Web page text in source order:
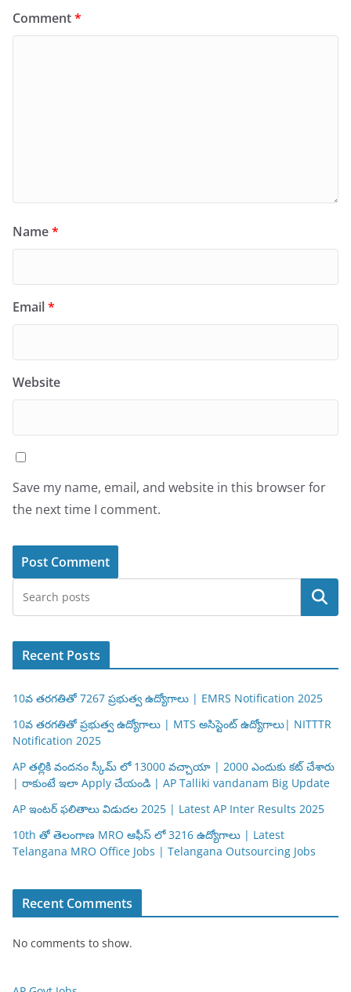
Comment*
Name*
Email*
Website
Save my name, email, and website in this browser for
the next time I comment.
Search
Recent Posts
10వ తరగతితో 7267 ప్రభుత్వ ఉద్యోగాలు | EMRS Notification 2025
10వ తరగతితో ప్రభుత్వ ఉద్యోగాలు | MTS అసిస్టెంట్ ఉద్యోగాలు| NITTTR
Notification 2025
AP తల్లికి వందనం స్కీమ్ లో 13000 వచ్చాయా | 2000 ఎందుకు కట్ చేశారు
| రాకుంటే ఇలా Apply చేయండి | AP Talliki vandanam Big Update
AP ఇంటర్ ఫలితాలు విడుదల 2025 | Latest AP Inter Results 2025
10th తో తెలంగాణ MRO ఆఫీస్ లో 3216 ఉద్యోగాలు | Latest
Telangana MRO Office Jobs | Telangana Outsourcing Jobs
Recent Comments
No comments to show.